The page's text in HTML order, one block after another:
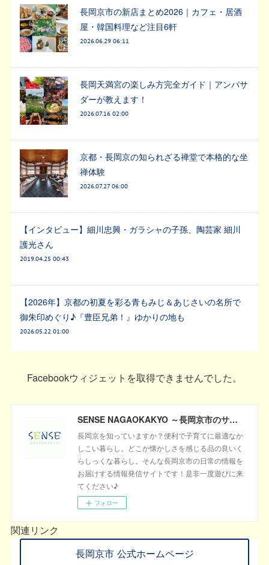
長岡京市の新店まとめ2026｜カフェ・居酒
屋・韓国料理など注目6軒
2026.06.29 06:11
長岡天満宮の楽しみ方完全ガイド｜アンバサ
ダーが教えます！
2026.07.16 02:00
京都・長岡京の知られざる禅堂で本格的な坐
禅体験
2026.07.27 06:00
【インタビュー】細川忠興・ガラシャの子孫、陶芸家 細川
護光さん
2019.04.25 00:43
【2026年】京都の初夏を彩る青もみじ＆あじさいの名所で
御朱印めぐり♪『豊臣兄弟！』ゆかりの地も
2026.05.22 01:00
Facebookウィジェットを取得できませんでした。
SENSE NAGAOKAKYO ～長岡京市のサブサイト～
長岡京を知っていますか？便利で子育てに最適なか
しこい暮らし。どこか懐かしさを感じる品の良いく
らしっくな暮らし。そんな長岡京市の日常の情報を
お届けする情報発信サイトです！是非一度遊びに来
てください♪
フォロー
関連リンク
長岡京市 公式ホームページ